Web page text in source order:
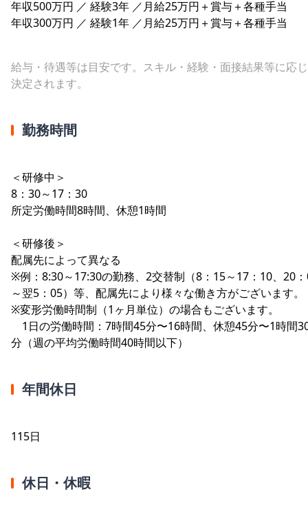
年収500万円 ／ 経験3年 ／月給25万円＋賞与＋各種手当
年収300万円 ／ 経験1年 ／月給25万円＋賞与＋各種手当
給与・待遇等は目安です。スキル・経験・面接結果等に応
決定されます。
勤務時間
＜研修中＞
8：30～17：30
所定労働時間8時間、休憩1時間
＜研修後＞
配属先によって異なる
※例：8:30～17:30の勤務、2交替制（8：15～17：10、20
～翌5：05）等、配属先により様々な働き方がございます。
※変形労働時間制（1ヶ月単位）の場合もございます。
1日の労働時間：7時間45分〜16時間、休憩45分〜1時間
分（週の平均労働時間40時間以下）
年間休日
115日
休日・休暇